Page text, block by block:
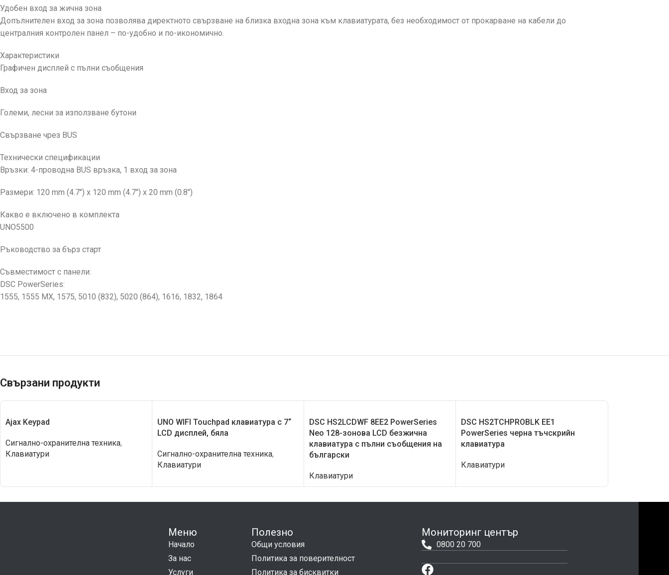
Удобен вход за жична зона
Допълнителен вход за зона позволява директното свързване на близка входна зона към клавиатурата, без необходимост от прокарване на кабели до
централния контролен панел – по-удобно и по-икономично.
Характеристики
Графичен дисплей с пълни съобщения
Вход за зона
Големи, лесни за използване бутони
Свързване чрез BUS
Технически спецификации
Връзки: 4-проводна BUS връзка, 1 вход за зона
Размери: 120 mm (4.7″) x 120 mm (4.7″) x 20 mm (0.8″)
Какво е включено в комплекта
UNO5500
Ръководство за бърз старт
Съвместимост с панели:
DSC PowerSeries:
1555, 1555 MX, 1575, 5010 (832), 5020 (864), 1616, 1832, 1864
Свързани продукти
Ajax Keypad
Сигнално-охранителна техника,
Клавиатури
UNO WIFI Touchpad клавиатура с 7“
LCD дисплей, бяла
Сигнално-охранителна техника,
Клавиатури
DSC HS2LCDWF 8EE2 PowerSeries
Neo 128-зонова LCD безжична
клавиатура с пълни съобщения на
български
Клавиатури
DSC HS2TCHPROBLK EE1
PowerSeries черна тъчскрийн
клавиатура
Клавиатури
Меню
Начало
За нас
Услуги
Полезно
Общи условия
Политика за поверителност
Политика за бисквитки
Мониторинг център
0800 20 700